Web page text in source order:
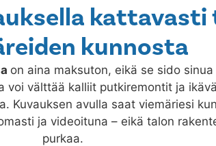
kunnosta
on aina maksuton, eikä se sido
voi välttää kalliit putkiremontit ja
Kuvauksen avulla saat viemäriesi
ja videoituna – eikä talon
purkaa.